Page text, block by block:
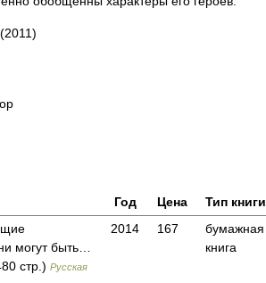
(2011)
Год Цена
Тип книги
могут быть…
стр.) Русская
2014 167
бумажная
книга